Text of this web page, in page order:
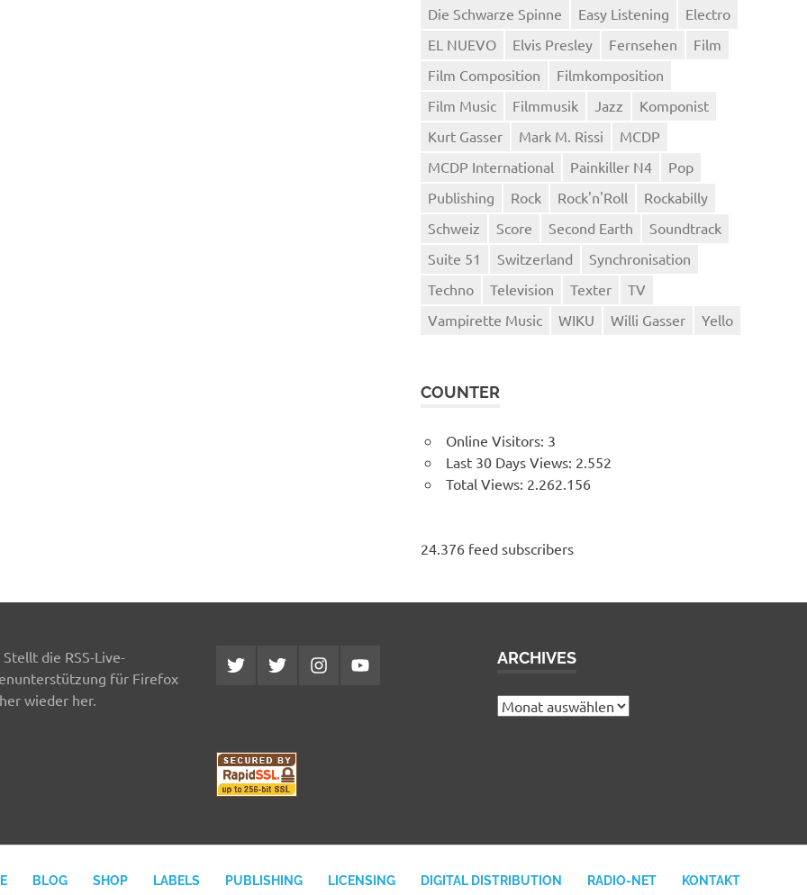
Die Schwarze Spinne
Easy Listening
Electro
EL NUEVO
Elvis Presley Fernsehen
Film
Film Composition
Filmkomposition
Film Music
Filmmusik Jazz
Komponist
Kurt Gasser
Mark M. Rissi
MCDP
MCDP International
Painkiller N4
Pop
Publishing
Rock Rock'n'Roll
Rockabilly
Schweiz
Score Second Earth
Soundtrack
Suite 51
Switzerland
Synchronisation
Techno
Television Texter
TV
Vampirette Music
WIKU Willi Gasser Yello
COUNTER
Online Visitors: 3
Last 30 Days Views: 2.552
Total Views: 2.262.156
24.376 feed subscribers
Stellt die RSS-Live-
für Firefox
wieder her.
Twitter
MCDP
Twitter
Musicradiostation
InstagramYouTube ARCHIVES
Archives
BLOG SHOP LABELS PUBLISHING LICENSING DIGITAL DISTRIBUTION RADIO-NET KONTAKT